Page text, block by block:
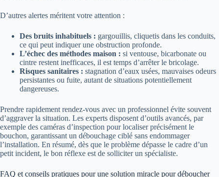
D’autres alertes méritent votre attention :
Des bruits inhabituels : gargouillis, cliquetis dans les conduits,
ce qui peut indiquer une obstruction profonde.
L’échec des méthodes maison : si ventouse, bicarbonate ou
cintre restent inefficaces, il est temps d’arrêter le bricolage.
Risques sanitaires : stagnation d’eaux usées, mauvaises odeurs
persistantes ou fuite, autant de situations potentiellement
dangereuses.
Prendre rapidement rendez-vous avec un professionnel évite souvent
d’aggraver la situation. Les experts disposent d’outils avancés, par
exemple des caméras d’inspection pour localiser précisément le
bouchon, garantissant un débouchage ciblé sans endommager
l’installation. En résumé, dès que le problème dépasse le cadre d’un
petit incident, le bon réflexe est de solliciter un spécialiste.
FAQ et conseils pratiques pour une solution miracle pour déboucher